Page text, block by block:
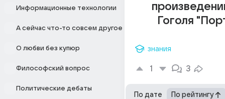
Информационные технологии
А сейчас что-то совсем другое
О любви без купюр
Философский вопрос
Политические дебаты
Гоголя
знания
1 3
По дате По рейтингу